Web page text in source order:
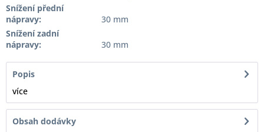
Snížení přední
nápravy:
30 mm
Snížení zadní
nápravy:
30 mm
Popis
více
Obsah dodávky